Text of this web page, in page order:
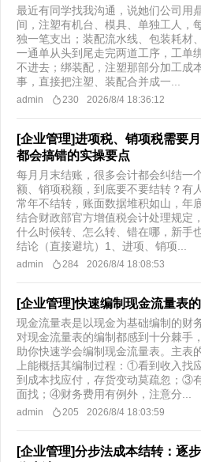
最近有同学找我沟通，说她们公司用
间，注塑有机台、模具、单独工人，
独一笔支出；装配流水线、包装耗材
一通单从头到尾走完两道工序，工单
不进去；绑装配，注塑那部分加工成
事，直接把注塑、装配合并成一...
admin 230 2026/8/4 18:36:12
[企业管理]进项税、销项税需要
都会搞错的实操要点
每月月末结账，很多会计都会纠结一
额、销项税额，到底要不要结转？有
常年不结转，账面数据堆积如山，年
结合财政部官方增值税会计处理规定
什么时候转、怎么转、错在哪，新手
结论（直接避坑）1、进项、销项...
admin 284 2026/8/4 18:08:53
[企业管理]快速编制现金流量表
现金流量表是以现金为基础编制的财
对现金流量表的编制都感到十分棘手
助你快速学会编制现金流量表。主表
上能概括其编制过程：①看到收入
到成本找应付，存货变动莫疏忽；③
面找；④财务费用有例外，注意分...
admin 205 2026/8/4 18:03:59
[企业管理]分步法成本结转：逐